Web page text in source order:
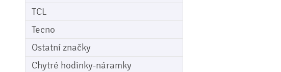
TCL
Tecno
Ostatní značky
Chytré hodinky-náramky